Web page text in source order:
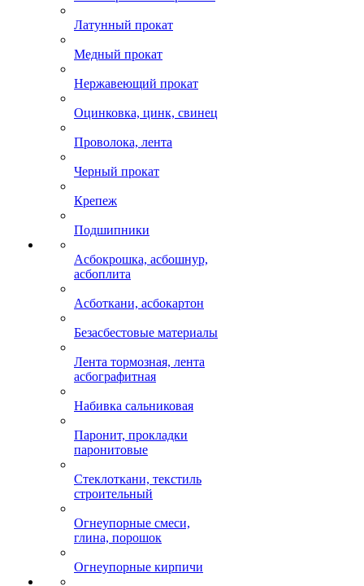
Латунный прокат
Медный прокат
Нержавеющий прокат
Оцинковка, цинк, свинец
Проволока, лента
Черный прокат
Крепеж
Подшипники
Асбокрошка, асбошнур,
асбоплита
Асботкани, асбокартон
Безасбестовые материалы
Лента тормозная, лента
асбографитная
Набивка сальниковая
Паронит, прокладки
паронитовые
Стеклоткани, текстиль
строительный
Огнеупорные смеси,
глина, порошок
Огнеупорные кирпичи